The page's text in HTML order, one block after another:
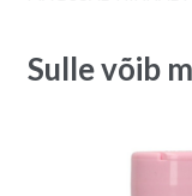
Sulle võib